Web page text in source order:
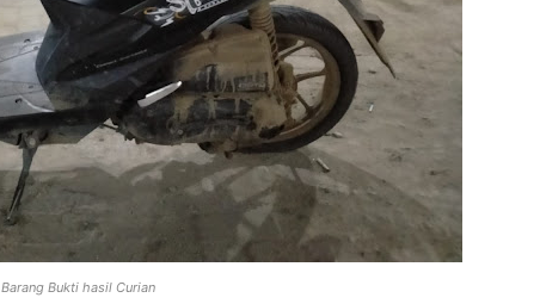
Barang Bukti hasil Curian